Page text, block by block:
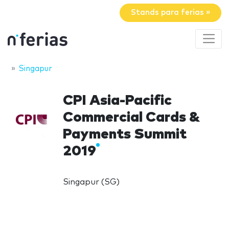
Stands para ferias »
Singapur
CPI Asia-Pacific
Commercial Cards &
Payments Summit
2019
Singapur (SG)